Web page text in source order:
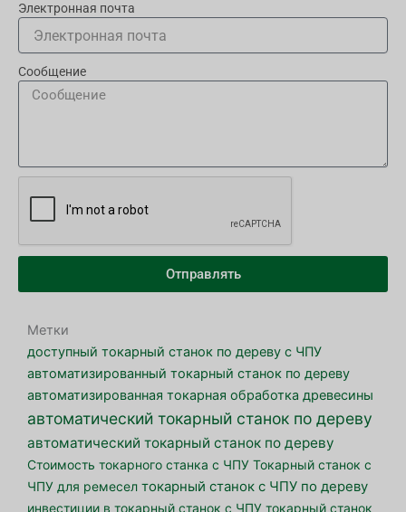
Электронная почта
Сообщение
Отправлять
Метки
доступный токарный станок по дереву с ЧПУ
автоматизированный токарный станок по дереву
автоматизированная токарная обработка древесины
автоматический токарный станок по дереву
автоматический токарный станок по дереву
Стоимость токарного станка с ЧПУ Токарный станок с
ЧПУ для ремесел токарный станок с ЧПУ по дереву
инвестиции в токарный станок с ЧПУ токарный станок